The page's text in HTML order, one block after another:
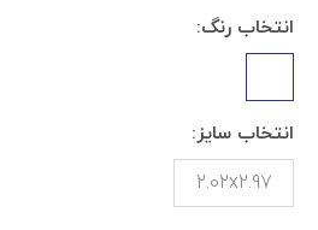
انتخاب رنگ:
انتخاب سایز:
2.02x2.97